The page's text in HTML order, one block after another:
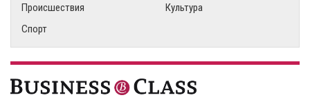
Происшествия
Культура
Спорт